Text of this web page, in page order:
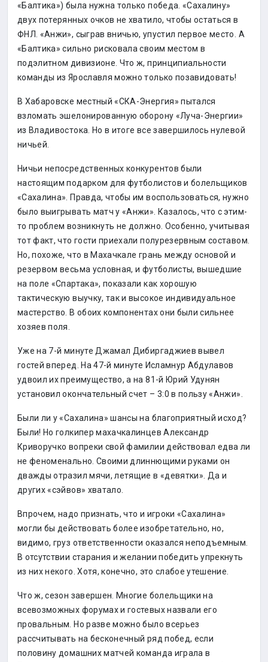
«Балтика») была нужна только победа. «Сахалину»
двух потерянных очков не хватило, чтобы остаться в
ФНЛ. «Анжи», сыграв вничью, упустил первое место. А
«Балтика» сильно рисковала своим местом в
подэлитном дивизионе. Что ж, принципиальности
команды из Ярославля можно только позавидовать!
В Хабаровске местный «СКА-Энергия» пытался
взломать эшелонированную оборону «Луча-Энергии»
из Владивостока. Но в итоге все завершилось нулевой
ничьей.
Ничьи непосредственных конкурентов были
настоящим подарком для футболистов и болельщиков
«Сахалина». Правда, чтобы им воспользоваться, нужно
было выигрывать матч у «Анжи». Казалось, что с этим-
то проблем возникнуть не должно. Особенно, учитывая
тот факт, что гости приехали полурезервным составом.
Но, похоже, что в Махачкале грань между основой и
резервом весьма условная, и футболисты, вышедшие
на поле «Спартака», показали как хорошую
тактическую выучку, так и высокое индивидуальное
мастерство. В обоих компонентах они были сильнее
хозяев поля.
Уже на 7-й минуте Джамал Дибиргаджиев вывел
гостей вперед. На 47-й минуте Исламнур Абдулавов
удвоил их преимущество, а на 81-й Юрий Удунян
установил окончательный счет – 3:0 в пользу «Анжи».
Были ли у «Сахалина» шансы на благоприятный исход?
Были! Но голкипер махачкалинцев Александр
Криворучко вопреки свой фамилии действовал едва ли
не феноменально. Своими длиннющими руками он
дважды отразил мячи, летящие в «девятки». Да и
других «сэйвов» хватало.
Впрочем, надо признать, что и игроки «Сахалина»
могли бы действовать более изобретательно, но,
видимо, груз ответственности оказался неподъемным.
В отсутствии старания и желании победить упрекнуть
из них некого. Хотя, конечно, это слабое утешение.
Что ж, сезон завершен. Многие болельщики на
всевозможных форумах и гостевых назвали его
провальным. Но разве можно было всерьез
рассчитывать на бесконечный ряд побед, если
половину домашних матчей команда играла в